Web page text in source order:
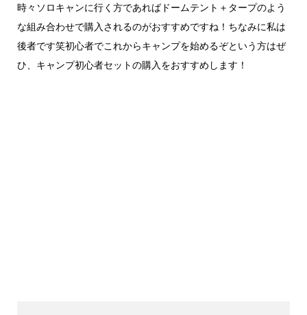
時々ソロキャンに行く方であればドームテント＋タープのよう
な組み合わせで購入されるのがおすすめですね！ちなみに私は
後者です笑初心者でこれからキャンプを始めるぞという方はぜ
ひ、キャンプ初心者セットの購入をおすすめします！